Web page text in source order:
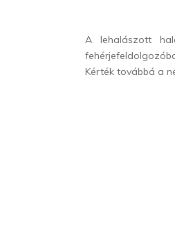
A lehalászott
Kérték továbbá a